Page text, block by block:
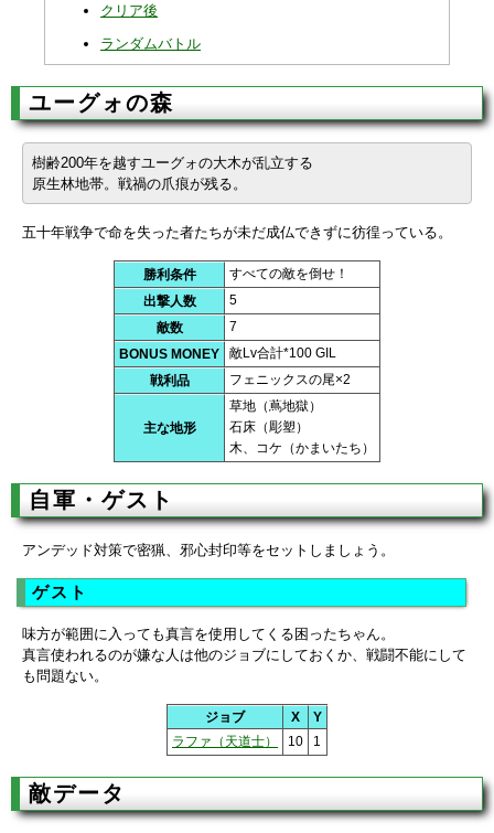
クリア後
ランダムバトル
ユーグォの森
樹齢200年を越すユーグォの大木が乱立する
原生林地帯。戦禍の爪痕が残る。
五十年戦争で命を失った者たちが未だ成仏できずに彷徨っている。
勝利条件
すべての敵を倒せ！
出撃人数
5
敵数
7
BONUS MONEY
敵Lv合計*100 GIL
戦利品
フェニックスの尾×2
主な地形
草地（蔦地獄）
石床（彫塑）
木、コケ（かまいたち）
自軍・ゲスト
アンデッド対策で密猟、邪心封印等をセットしましょう。
ゲスト
味方が範囲に入っても真言を使用してくる困ったちゃん。
真言使われるのが嫌な人は他のジョブにしておくか、戦闘不能にして
も問題ない。
ジョブ X
Y
ラファ（天道士）
10 1
敵データ